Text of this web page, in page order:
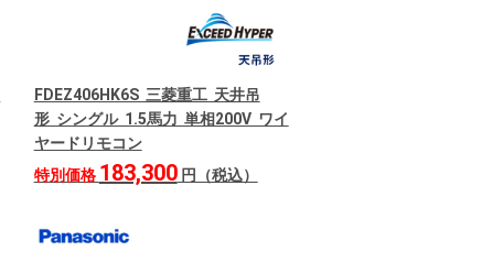
FDEZ406HK6S 三菱重工 天井吊
形 シングル 1.5馬力 単相200V ワイ
ヤードリモコン
特別価格 183,300円（税込）